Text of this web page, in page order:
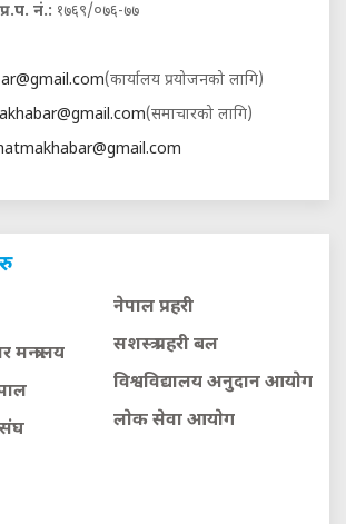
नं.: १७६९/०७६-७७
(कार्यालय प्रयोजनको लागि)
(समाचारको लागि)
नेपाल प्रहरी
सशस्त्र प्रहरी बल
विश्वविद्यालय अनुदान आयाेग
लाेक सेवा आयाेग